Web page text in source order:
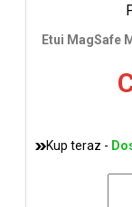
Etui MagSafe
Kup teraz -